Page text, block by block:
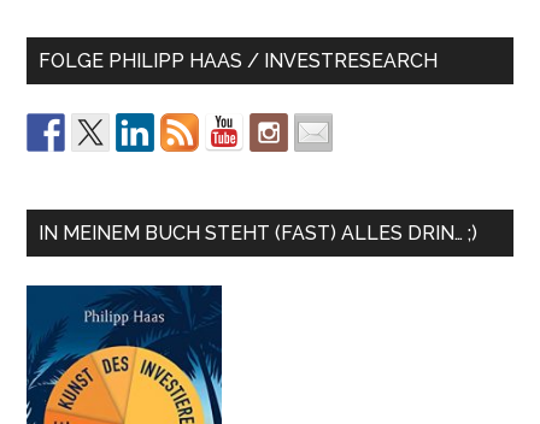
FOLGE PHILIPP HAAS / INVESTRESEARCH
IN MEINEM BUCH STEHT (FAST) ALLES DRIN… ;)